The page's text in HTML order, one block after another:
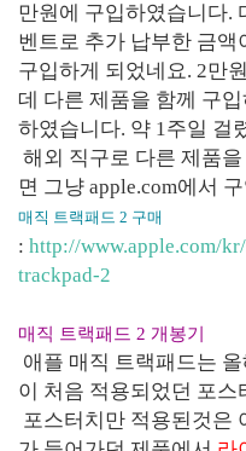
만원에 구입하였습니다.
벤트로 추가 납부한 금액
구입하게 되었네요. 2만
데 다른 제품을 함께 구
하였습니다. 약 1주일 걸
해외 직구로 다른 제품
면 그냥 apple.com에서
매직 트랙패드 2 구매
: http://www.apple.com/
trackpad-2
매직 트랙패드 2 개봉기
애플 매직 트랙패드는
이 처음 적용되었던 포
포스터치만 적용된것은